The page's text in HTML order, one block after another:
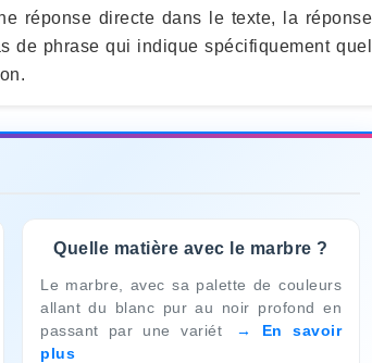
réponse directe dans le texte, la réponse
de phrase qui indique spécifiquement quel
Quelle matière avec le marbre ?
Le marbre, avec sa palette de couleurs
allant du blanc pur au noir profond en
passant par une variét
En savoir
plus